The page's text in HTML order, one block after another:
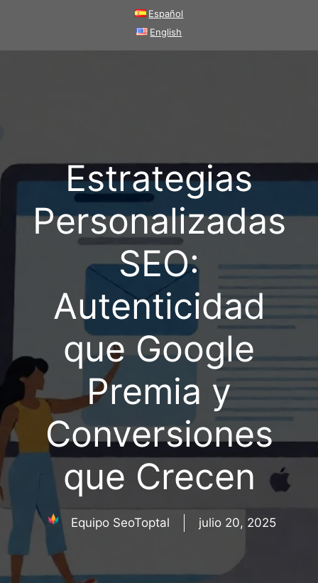
Español
English
Estrategias
Personalizadas
SEO:
Autenticidad
que Google
Premia y
Conversiones
que Crecen
Equipo SeoToptal julio 20, 2025